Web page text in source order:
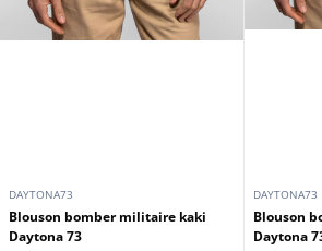
DAYTONA73
Blouson bomber militaire kaki
Daytona 73
DAYTONA73
Blouson bomber militaire beige
Daytona